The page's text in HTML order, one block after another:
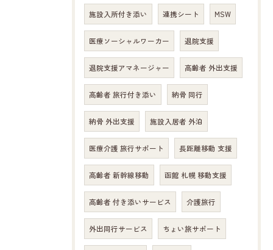
施設入所付き添い 連携シート MSW
医療ソーシャルワーカー 退院支援
退院支援アマネージャー 高齢者 外出支援
高齢者 旅行付き添い 納骨 同行
納骨 外出支援 施設入居者 外泊
医療介護 旅行サポート 長距離移動 支援
高齢者 新幹線移動 函館 札幌 移動支援
高齢者 付き添いサービス 介護旅行
外出同行サービス ちょい旅サポート